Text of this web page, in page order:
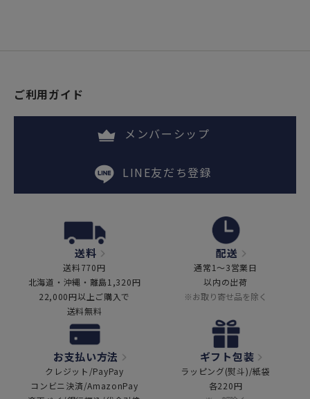
ご利用ガイド
メンバーシップ
LINE友だち登録
送料
送料770円
北海道・沖縄・離島1,320円
22,000円以上ご購入で
送料無料
配送
通常1～3営業日
以内の出荷
※お取り寄せ品を除く
お支払い方法
クレジット/PayPay
コンビニ決済/AmazonPay
ギフト包装
ラッピング(熨斗)/紙袋
各220円